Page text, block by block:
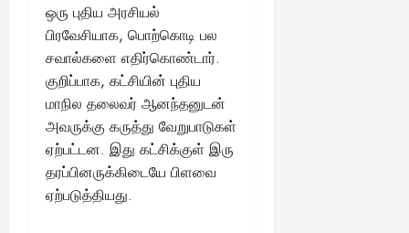
ஒரு புதிய அரசியல்
பிரவேசியாக, பொற்கொடி பல
சவால்களை எதிர்கொண்டார்.
குறிப்பாக, கட்சியின் புதிய
மாநில தலைவர் ஆனந்தனுடன்
அவருக்கு கருத்து வேறுபாடுகள்
ஏற்பட்டன. இது கட்சிக்குள் இரு
தரப்பினருக்கிடையே பிளவை
ஏற்படுத்தியது.